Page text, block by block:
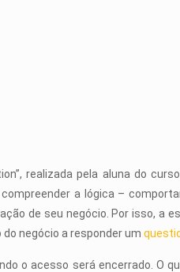
realizada pela aluna do
compreender a lógica –
de seu negócio. Por isso, a
do negócio a responder um
o acesso será encerrado. O